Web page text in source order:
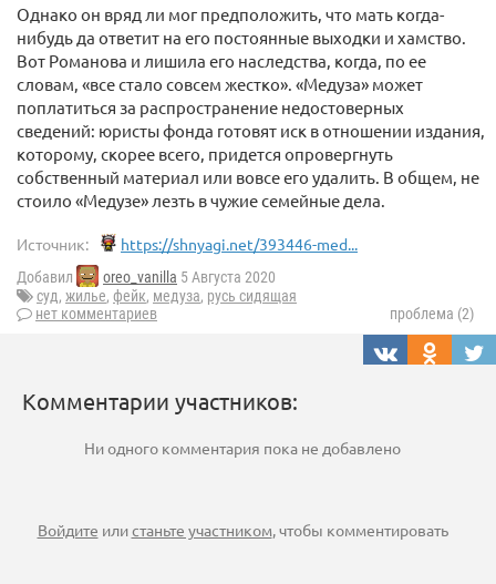
Однако он вряд ли мог предположить, что мать когда-
нибудь да ответит на его постоянные выходки и хамство.
Вот Романова и лишила его наследства, когда, по ее
словам, «все стало совсем жестко». «Медуза» может
поплатиться за распространение недостоверных
сведений: юристы фонда готовят иск в отношении издания,
которому, скорее всего, придется опровергнуть
собственный материал или вовсе его удалить. В общем, не
стоило «Медузе» лезть в чужие семейные дела.
Источник: https://shnyagi.net/393446-med...
Добавил oreo_vanilla 5 Августа 2020
суд, жилье, фейк, медуза, русь сидящая
нет комментариев
проблема (2)
Комментарии участников:
Ни одного комментария пока не добавлено
Войдите илистаньте участником, чтобы комментировать